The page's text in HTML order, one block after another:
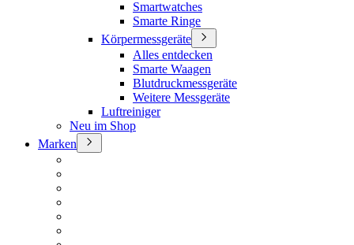
Smartwatches
Smarte Ringe
Körpermessgeräte
Alles entdecken
Smarte Waagen
Blutdruckmessgeräte
Weitere Messgeräte
Luftreiniger
Neu im Shop
Marken